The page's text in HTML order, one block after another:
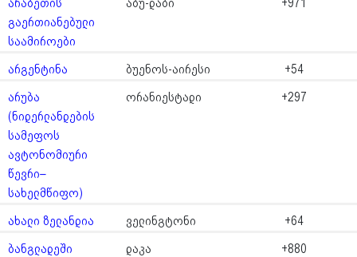
გაერთიანებული
საამიროები
არგენტინა ბუენოს-აირესი
+54
არუბა
(ნიდერლანდების
სამეფოს
ავტონომიური
წევრი–
სახელმწიფო)
ორანიესტადი +297
ახალი ზელანდია ველინგტონი
+64
ბანგლადეში
დაკა
+880